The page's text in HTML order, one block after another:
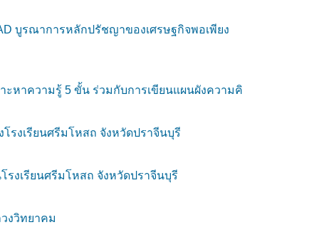
บูรณาการหลักปรัชญาของเศรษฐกิจพอเพียง
ะหาความรู้ 5 ขั้น ร่วมกับการเขียนแผนผังความคิ
รงเรียนศรีมโหสถ จังหวัดปราจีนบุรี
งเรียนศรีมโหสถ จังหวัดปราจีนบุรี
งวิทยาคม